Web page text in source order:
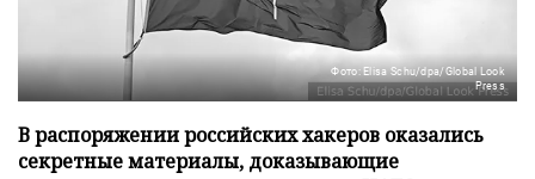
Фото: Elisa Schu/dpa/Global Look
Press
В распоряжении российских хакеров оказались
секретные материалы, доказывающие